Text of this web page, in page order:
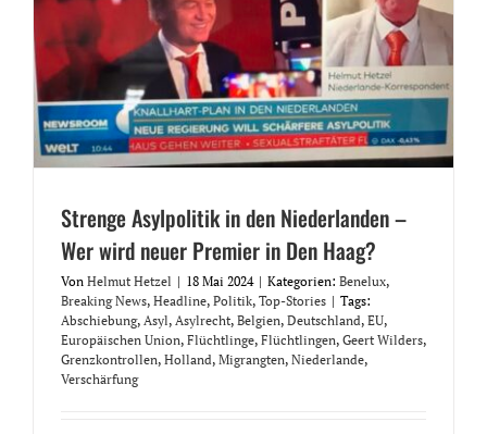
Strenge Asylpolitik in den Niederlanden –
Wer wird neuer Premier in Den Haag?
Von Helmut Hetzel | 18 Mai 2024 | Kategorien: Benelux,
Breaking News, Headline, Politik, Top-Stories | Tags:
Abschiebung, Asyl, Asylrecht, Belgien, Deutschland, EU,
Europäischen Union, Flüchtlinge, Flüchtlingen, Geert Wilders,
Grenzkontrollen, Holland, Migrangten, Niederlande,
Verschärfung